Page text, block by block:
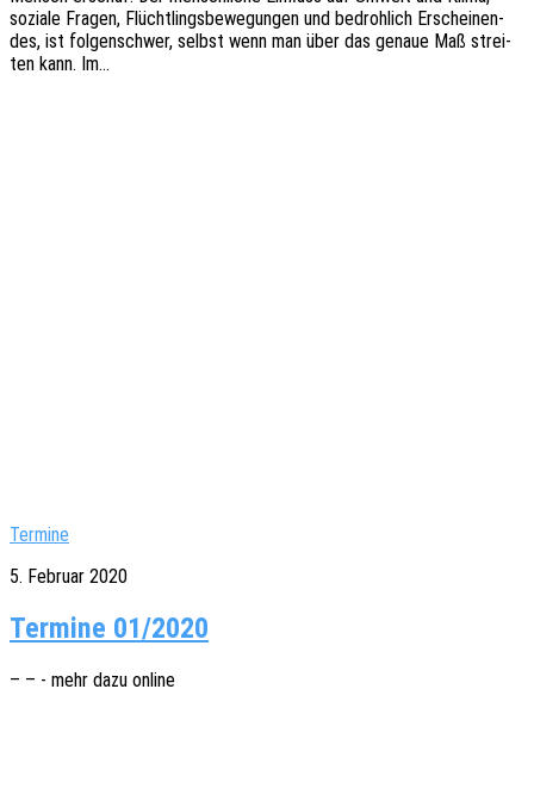
sozia­le Fragen, Flücht­lings­be­we­gun­gen und bedroh­lich Erschei­nen­
des, ist folgen­schwer, selbst wenn man über das genaue Maß strei­
ten kann. Im…
Termine
5. Februar 2020
Termine 01/2020
– – - mehr dazu online